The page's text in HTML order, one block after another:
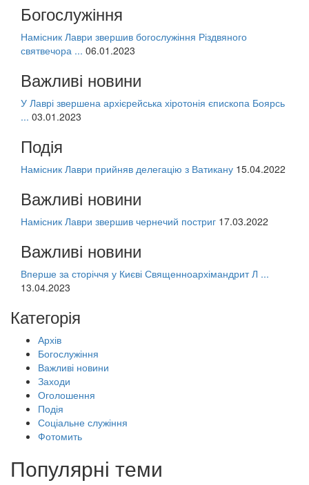
Богослужіння
Намісник Лаври звершив богослужіння Різдвяного
святвечора ... 06.01.2023
Важливі новини
У Лаврі звершена архієрейська хіротонія єпископа Боярсь
... 03.01.2023
Подія
Намісник Лаври прийняв делегацію з Ватикану 15.04.2022
Важливі новини
Намісник Лаври звершив чернечий постриг 17.03.2022
Важливі новини
Вперше за сторіччя у Києві Священноархімандрит Л ...
13.04.2023
Категорія
Архів
Богослужіння
Важливі новини
Заходи
Оголошення
Подія
Соціальне служіння
Фотомить
Популярні теми